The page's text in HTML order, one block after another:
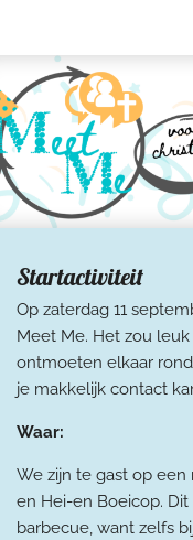
naar
de
hoofdinhoud
Startactiviteit
Op zaterdag 11
Meet Me. Het zou
ontmoeten elkaar
je makkelijk contact
Waar:
We zijn te gast op
en Hei-en Boeicop.
barbecue, want zelfs